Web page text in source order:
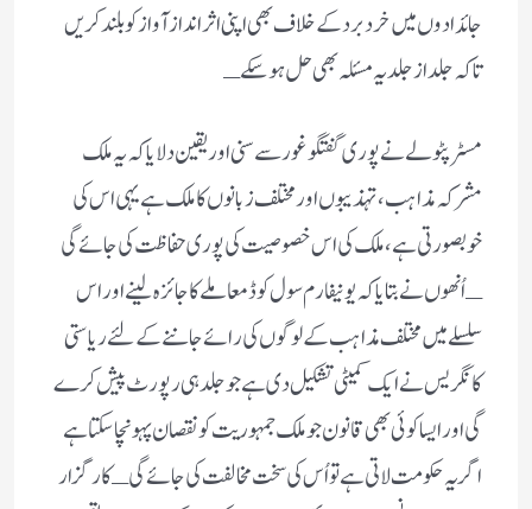
جائدادوں میں خرد برد کے خلاف بھی اپنی اثرانداز آواز کو بلند کریں
تاکہ جلد از جلد یہ مسئلہ بھی حل ہوسکے ـ
مسٹر پٹولے نے پوری گفتگو غور سے سنی اور یقین دلایا کہ یہ ملک
مشرکہ مذاہب، تہذیبوں اور مختلف زبانوں کا ملک ہے یہی اس کی
خوبصورتی ہے، ملک کی اس خصوصیت کی پوری حفاظت کی جائے گی
ـ اُنھوں نے بتایا کہ یونیفارم سول کوڈ معاملے کا جائزہ لینے اور اس
سلسلے میں مختلف مذاہب کے لوگوں کی رائے جاننے کے لئے ریاستی
کانگریس نے ایک کمیٹی تشکیل دی ہے جو جلد ہی رپورٹ پیش کرے
گی اور ایسا کوئی بھی قانون جو ملک جمہوریت کو نقصان پہونچا سکتا ہے
اگر یہ حکومت لاتی ہے تو اُس کی سخت مخالفت کی جائے گی ـ کارگزار